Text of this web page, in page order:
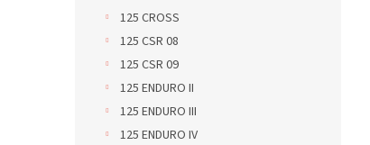
125 CROSS
125 CSR 08
125 CSR 09
125 ENDURO II
125 ENDURO III
125 ENDURO IV